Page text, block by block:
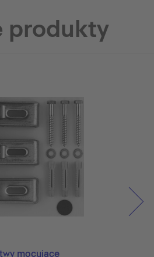
produkty
mocujące